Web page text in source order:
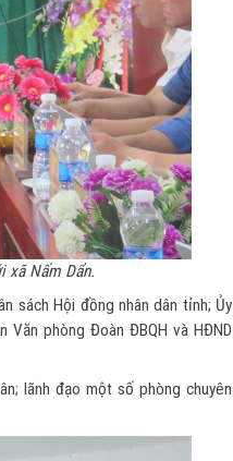
xã Nấm Dẩn.
sách Hội đồng nhân dân tỉnh; Ủy
Văn phòng Đoàn ĐBQH và HĐND
lãnh đạo một số phòng chuyên